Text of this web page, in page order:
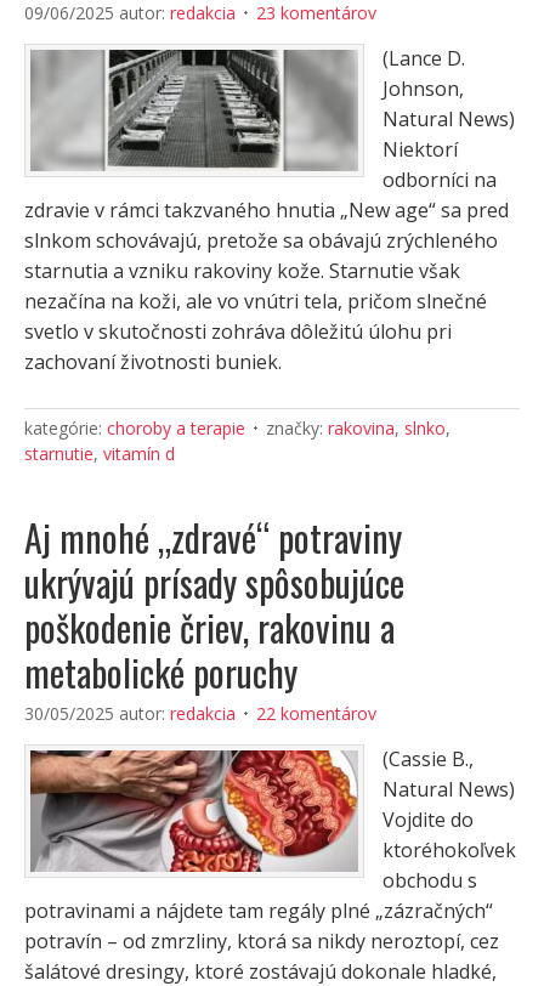
09/06/2025 autor: redakcia 23 komentárov
(Lance D.
Johnson,
Natural News)
Niektorí
odborníci na
zdravie v rámci takzvaného hnutia „New age“ sa pred
slnkom schovávajú, pretože sa obávajú zrýchleného
starnutia a vzniku rakoviny kože. Starnutie však
nezačína na koži, ale vo vnútri tela, pričom slnečné
svetlo v skutočnosti zohráva dôležitú úlohu pri
zachovaní životnosti buniek.
kategórie: choroby a terapie značky: rakovina, slnko,
starnutie, vitamín d
Aj mnohé „zdravé“ potraviny
ukrývajú prísady spôsobujúce
poškodenie čriev, rakovinu a
metabolické poruchy
30/05/2025 autor: redakcia 22 komentárov
(Cassie B.,
Natural News)
Vojdite do
ktoréhokoľvek
obchodu s
potravinami a nájdete tam regály plné „zázračných“
potravín – od zmrzliny, ktorá sa nikdy neroztopí, cez
šalátové dresingy, ktoré zostávajú dokonale hladké,